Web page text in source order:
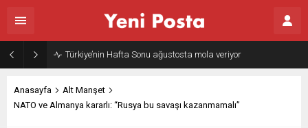
Gazze’nin geleceği: Teknokratik kontrol mü, kolonializm mi?
Anasayfa
Alt Manşet
NATO ve Almanya kararlı: “Rusya bu savaşı kazanmamalı”